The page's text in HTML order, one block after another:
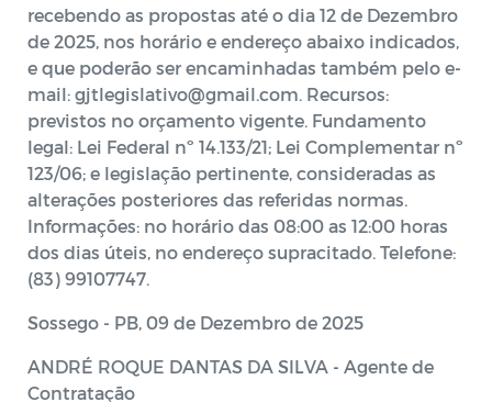
recebendo as propostas até o dia 12 de Dezembro
de 2025, nos horário e endereço abaixo indicados,
e que poderão ser encaminhadas também pelo e-
mail: gjtlegislativo@gmail.com. Recursos:
previstos no orçamento vigente. Fundamento
legal: Lei Federal nº 14.133/21; Lei Complementar nº
123/06; e legislação pertinente, consideradas as
alterações posteriores das referidas normas.
Informações: no horário das 08:00 as 12:00 horas
dos dias úteis, no endereço supracitado. Telefone:
(83) 99107747.
Sossego - PB, 09 de Dezembro de 2025
ANDRÉ ROQUE DANTAS DA SILVA - Agente de
Contratação